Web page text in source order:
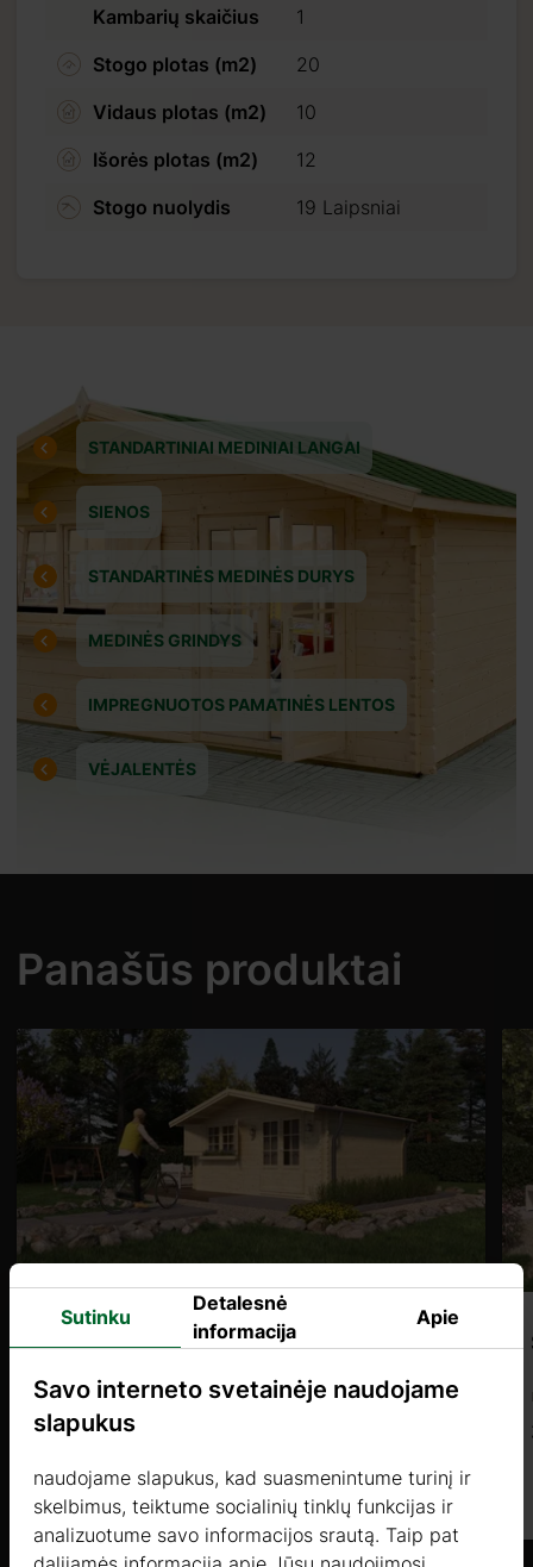
Kambarių skaičius
1
Stogo plotas (m2)
20
Vidaus plotas (m2)
10
Išorės plotas (m2)
12
Stogo nuolydis
19 Laipsniai
STANDARTINIAI MEDINIAI LANGAI
SIENOS
STANDARTINĖS MEDINĖS DURYS
MEDINĖS GRINDYS
IMPREGNUOTOS PAMATINĖS LENTOS
VĖJALENTĖS
Panašūs produktai
ALOE (44mm) 3,9×2,9m, 12㎡
Kaina nuo
4125 €
Daugiau
Sutinku
Detalesnė
informacija
Apie
Savo interneto svetainėje naudojame
slapukus
naudojame slapukus, kad suasmenintume turinį ir
skelbimus, teiktume socialinių tinklų funkcijas ir
analizuotume savo informacijos srautą. Taip pat